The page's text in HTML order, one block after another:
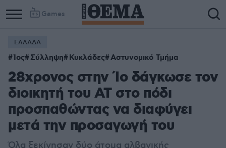
Games
ΕΛΛΑΔΑ
Ίος Σύλληψη Κυκλάδες Αστυνομικό Τμήμα
28χρονος στην Ίο δάγκωσε τον
διοικητή του ΑΤ στο πόδι
προσπαθώντας να διαφύγει
μετά την προσαγωγή του
Όλα ξεκίνησαν δύο άτομα αλβανικής